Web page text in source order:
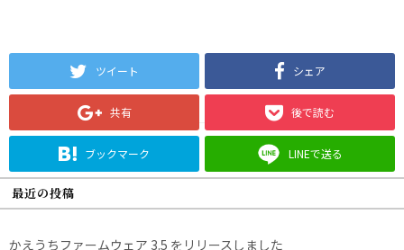
ツイート シェア
共有 後で読む
ブックマーク LINEで送る
最近の投稿
かえうちファームウェア 3.5 をリリースしました